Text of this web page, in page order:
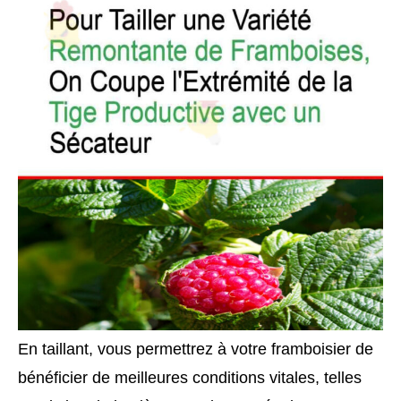
En taillant, vous permettrez à votre framboisier de
bénéficier de meilleures conditions vitales, telles